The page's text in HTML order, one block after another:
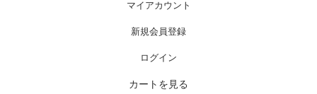
マイアカウント
新規会員登録
ログイン
カートを見る